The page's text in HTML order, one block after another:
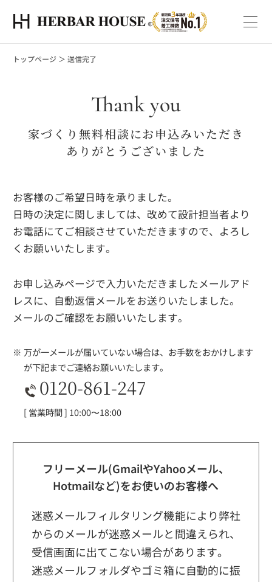
トップページ ＞ 送信完了
Thank you
家づくり無料相談にお申込みいただき
ありがとうございました
お客様のご希望日時を承りました。
日時の決定に関しましては、改めて設計担当者より
お電話にてご相談させていただきますので、よろし
くお願いいたします。
お申し込みページで入力いただきましたメールアド
レスに、自動返信メールをお送りいたしました。
メールのご確認をお願いいたします。
万が一メールが届いていない場合は、お手数をおかけします
が下記までご連絡お願いいたします。
0120-861-247
[ 営業時間 ] 10:00〜18:00
フリーメール(GmailやYahooメール、
Hotmailなど)をお使いのお客様へ
迷惑メールフィルタリング機能により弊社
からのメールが迷惑メールと間違えられ、
受信画面に出てこない場合があります。
迷惑メールフォルダやゴミ箱に自動的に振